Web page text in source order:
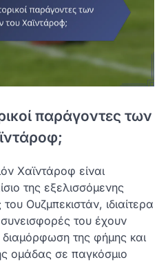
παράγοντες των
Χαϊντάροφ είναι
της εξελισσόμενης
Ουζμπεκιστάν, ιδιαίτερα
του έχουν
διαμόρφωση της φήμης και
ομάδας σε παγκόσμιο